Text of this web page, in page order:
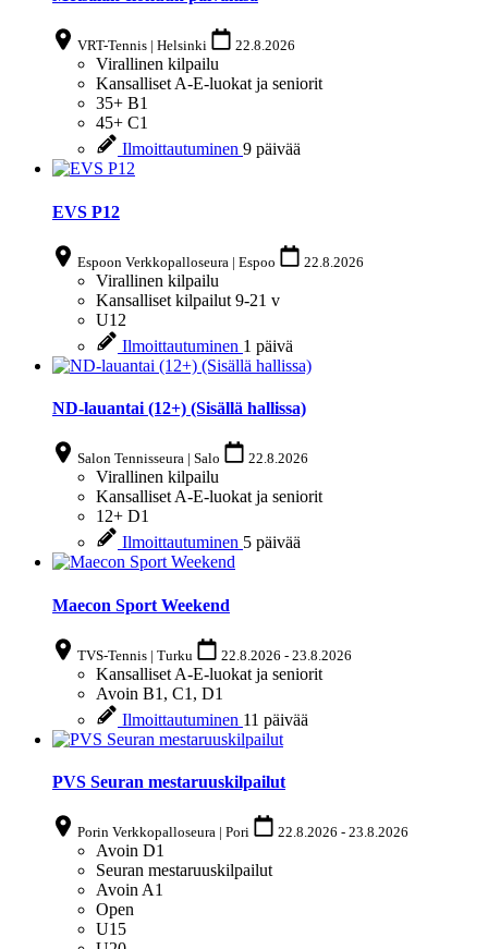
VRT-Tennis | Helsinki 22.8.2026
Virallinen kilpailu
Kansalliset A-E-luokat ja seniorit
35+ B1
45+ C1
Ilmoittautuminen 9 päivää
EVS P12
Espoon Verkkopalloseura | Espoo 22.8.2026
Virallinen kilpailu
Kansalliset kilpailut 9-21 v
U12
Ilmoittautuminen 1 päivä
ND-lauantai (12+) (Sisällä hallissa)
Salon Tennisseura | Salo 22.8.2026
Virallinen kilpailu
Kansalliset A-E-luokat ja seniorit
12+ D1
Ilmoittautuminen 5 päivää
Maecon Sport Weekend
TVS-Tennis | Turku 22.8.2026 - 23.8.2026
Kansalliset A-E-luokat ja seniorit
Avoin B1, C1, D1
Ilmoittautuminen 11 päivää
PVS Seuran mestaruuskilpailut
Porin Verkkopalloseura | Pori 22.8.2026 - 23.8.2026
Avoin D1
Seuran mestaruuskilpailut
Avoin A1
Open
U15